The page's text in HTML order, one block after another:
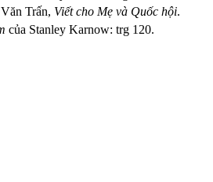
Trấn, Viết cho Mẹ và Quốc hội.
của Stanley Karnow: trg 120.